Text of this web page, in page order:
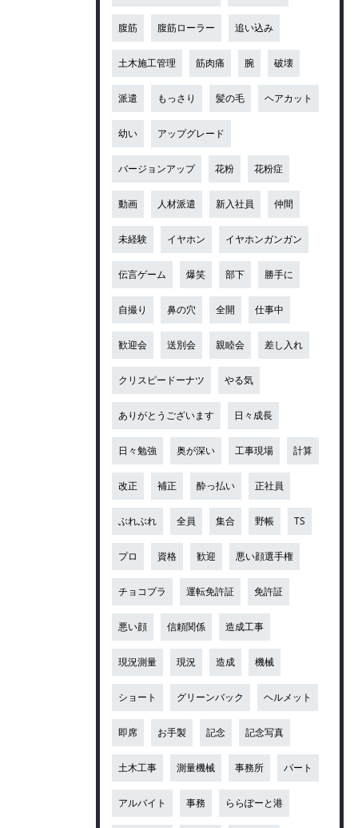
腹筋 腹筋ローラー 追い込み
土木施工管理 筋肉痛 腕 破壊
派遣 もっさり 髪の毛 ヘアカット
幼い アップグレード
バージョンアップ 花粉 花粉症
動画 人材派遣 新入社員 仲間
未経験 イヤホン イヤホンガンガン
伝言ゲーム 爆笑 部下 勝手に
自撮り 鼻の穴 全開 仕事中
歓迎会 送別会 親睦会 差し入れ
クリスピードーナツ やる気
ありがとうございます 日々成長
日々勉強 奥が深い 工事現場 計算
改正 補正 酔っ払い 正社員
ぶれぶれ 全員 集合 野帳 TS
プロ 資格 歓迎 悪い顔選手権
チョコプラ 運転免許証 免許証
悪い顔 信頼関係 造成工事
現況測量 現況 造成 機械
ショート グリーンバック ヘルメット
即席 お手製 記念 記念写真
土木工事 測量機械 事務所 パート
アルバイト 事務 ららぽーと港